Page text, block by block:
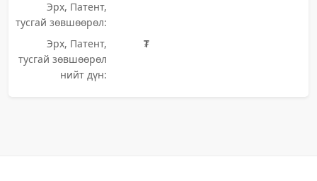
Эрх, Патент,
тусгай зөвшөөрөл:
Эрх, Патент,
тусгай зөвшөөрөл
нийт дүн:
₮